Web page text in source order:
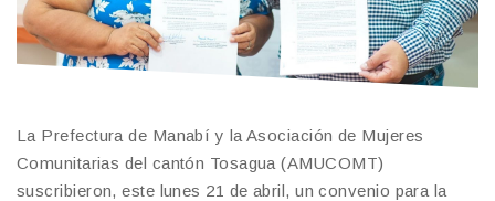
La Prefectura de Manabí y la Asociación de Mujeres
Comunitarias del cantón Tosagua (AMUCOMT)
suscribieron, este lunes 21 de abril, un convenio para la